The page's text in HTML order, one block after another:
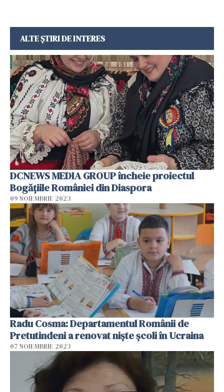
ALTE ȘTIRI DE INTERES
DCNEWS MEDIA GROUP încheie proiectul
Bogățiile României din Diaspora
09 NOIEMBRIE 2023
Radu Cosma: Departamentul Românii de
Pretutindeni a renovat niște școli în Ucraina
07 NOIEMBRIE 2023